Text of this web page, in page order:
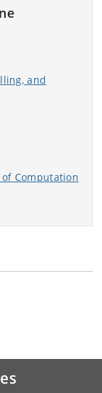
and
Computation